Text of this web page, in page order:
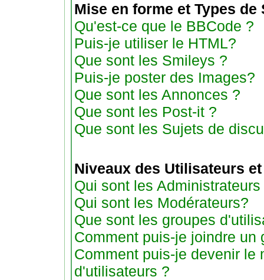
Mise en forme et Types de
Qu'est-ce que le BBCode ?
Puis-je utiliser le HTML?
Que sont les Smileys ?
Puis-je poster des Images?
Que sont les Annonces ?
Que sont les Post-it ?
Que sont les Sujets de
Niveaux des Utilisateurs
Qui sont les Administrateurs
Qui sont les Modérateurs?
Que sont les groupes
Comment puis-je joindre un
Comment puis-je devenir le
d'utilisateurs ?